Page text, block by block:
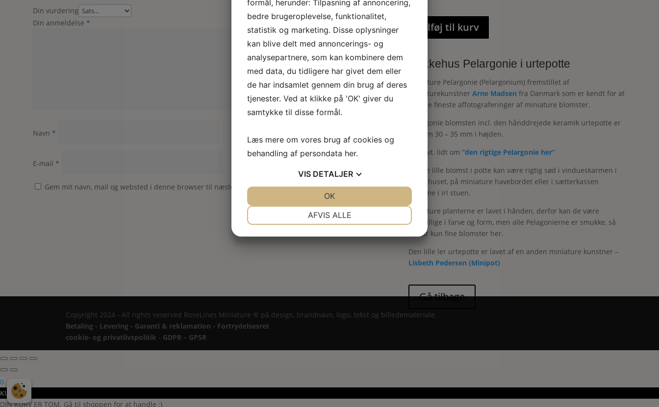
Din vurdering
Din anmeldelse *
Navn *
E-mail *
Gem mit navn, mail og websted i denne browser til næste gang jeg kommenterer.
Indsend
Tilføj til kurv
Dukkehus Pelargonie i urtepotte
Miniature Pelargonie (Pelargonium) fremstillet af
miniaturekunstner Arne Madsen fra Danmark som er kendt for at
lave de fineste affotograferinger af miniature blomster.
Pelargonie blomsten incl. den hånddrejede keramik urtepotte er
mellem 30 – 35 mm i højden.
Læs evt. lidt om “den rigtige Pelargonie her”
Denne lille blomst i potte kan være rigtig sød i vindueskarmen i
dukkehuset, på miniature havebordet eller i sætterkassen
hjemme i irl stuen.
Miniature planterne er lavet i hånden, derfor kan de være
forskellige i farve og form, men alle Pelagonierne er smukke, så
du får kun fine blomster her.
Den lille ler urtepotte er lavet af en anden miniature kunstner –
Lisbeth Pedersen (Minipot)
Copyright 2024 - All rights reserved RoseLines Miniature ® på design, brandnavn, logo, tekst og billedemateriale.
Betaling - Levering - Garanti & reklamation - Fortrydelsesret
cookie- og privatlivspolitik - GDPR – GPSR
0
KURV
DIN KURV ER TOM. Gå til shoppen for at handle :)
formål, herunder: Tilpasning af annoncering,
bedre brugeroplevelse, funktionalitet,
statistik og marketing. Disse oplysninger
kan blive delt med annoncerings- og
analysepartnere, som kan kombinere dem
med data, du tidligere har givet dem eller
de har indsamlet gennem din brug af deres
tjenester. Ved at klikke på 'OK' giver du
samtykke til disse formål.
Læs mere om vores brug af cookies og
behandling af persondata her.
VIS DETALJER
AFVIS ALLE
OK